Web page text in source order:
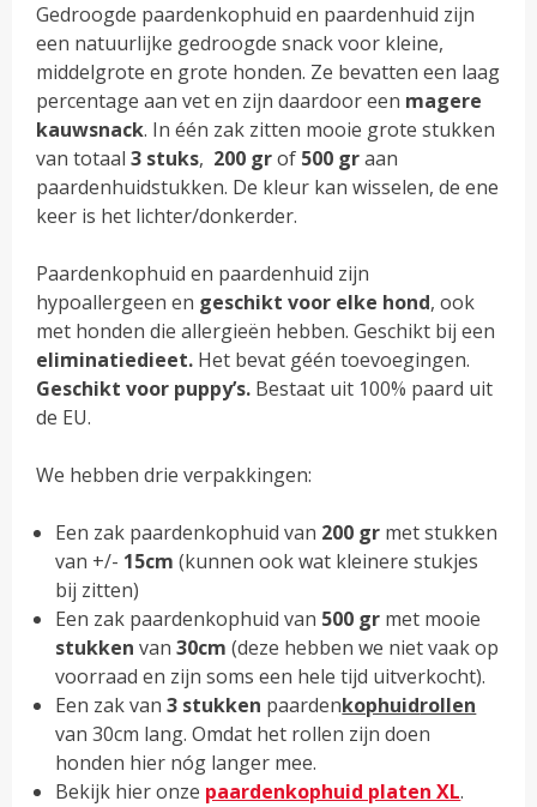
Gedroogde paardenkophuid en paardenhuid zijn
een natuurlijke gedroogde snack voor kleine,
middelgrote en grote honden. Ze bevatten een laag
percentage aan vet en zijn daardoor een magere
kauwsnack. In één zak zitten mooie grote stukken
van totaal3 stuks, 200 grof 500 graan
paardenhuidstukken. De kleur kan wisselen, de ene
keer is het lichter/donkerder.
Paardenkophuid en paardenhuid zijn
hypoallergeen en geschikt voor elke hond, ook
met honden die allergieën hebben. Geschikt bij een
eliminatiedieet. Het bevat géén toevoegingen.
Geschikt voor puppy’s. Bestaat uit 100% paard uit
de EU.
We hebben drie verpakkingen:
Een zak paardenkophuid van 200 gr met stukken
van +/- 15cm (kunnen ook wat kleinere stukjes
bij zitten)
Een zak paardenkophuid van 500 gr met mooie
stukken van30cm (deze hebben we niet vaak op
voorraad en zijn soms een hele tijd uitverkocht).
Een zak van 3 stukken paardenkophuidrollen
van 30cm lang. Omdat het rollen zijn doen
honden hier nóg langer mee.
Bekijk hier onze paardenkophuid platen XL.